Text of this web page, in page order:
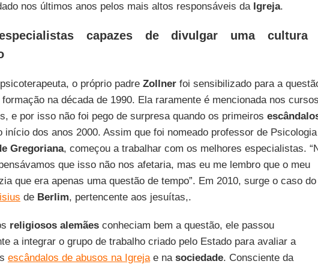
nos últimos anos pelos mais altos responsáveis da Igreja.
capazes de divulgar uma cultura
o próprio padre Zollnerfoi sensibilizado para a
na década de 1990. Ela raramente é mencionada nos cursos
e por isso não foi pego de surpresa quando os primeiros
início dos anos 2000. Assim que foi nomeado professor de
Gregoriana, começou a trabalhar com os melhores especialistas.
que isso não nos afetaria, mas eu me lembro que o meu
que era apenas uma questão de tempo”. Em 2010, surge o caso do
de Berlim, pertencente aos jesuítas,.
religiosos alemãesconheciam bem a questão, ele passou
a integrar o grupo de trabalho criado pelo Estado para avaliar a
escândalos de abusos na Igrejae na sociedade. Consciente da